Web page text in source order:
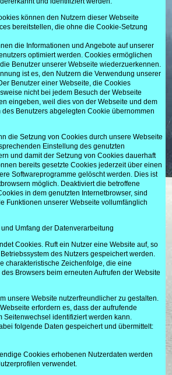
können den Nutzern dieser Webseite
bereitstellen, die ohne die Cookie-Setzung
die Informationen und Angebote auf unserer
optimiert werden. Cookies ermöglichen
Benutzer unserer Webseite wiederzuerkennen.
ist es, den Nutzern die Verwendung unserer
Benutzer einer Webseite, die Cookies
nicht bei jedem Besuch der Webseite
eingeben, weil dies von der Webseite und dem
des Benutzers abgelegten Cookie übernommen
die Setzung von Cookies durch unsere Webseite
Einstellung des genutzten
und damit der Setzung von Cookies dauerhaft
bereits gesetzte Cookies jederzeit über einen
Softwareprogramme gelöscht werden. Dies ist
möglich. Deaktiviert die betroffene
in dem genutzten Internetbrowser, sind
Funktionen unserer Webseite vollumfänglich
Umfang der Datenverarbeitung
Cookies. Ruft ein Nutzer eine Website auf, so
des Nutzers gespeichert werden.
charakteristische Zeichenfolge, die eine
Browsers beim erneuten Aufrufen der Website
unsere Website nutzerfreundlicher zu gestalten.
erfordern es, dass der aufrufende
Seitenwechsel identifiziert werden kann.
folgende Daten gespeichert und übermittelt:
Cookies erhobenen Nutzerdaten werden
verwendet.